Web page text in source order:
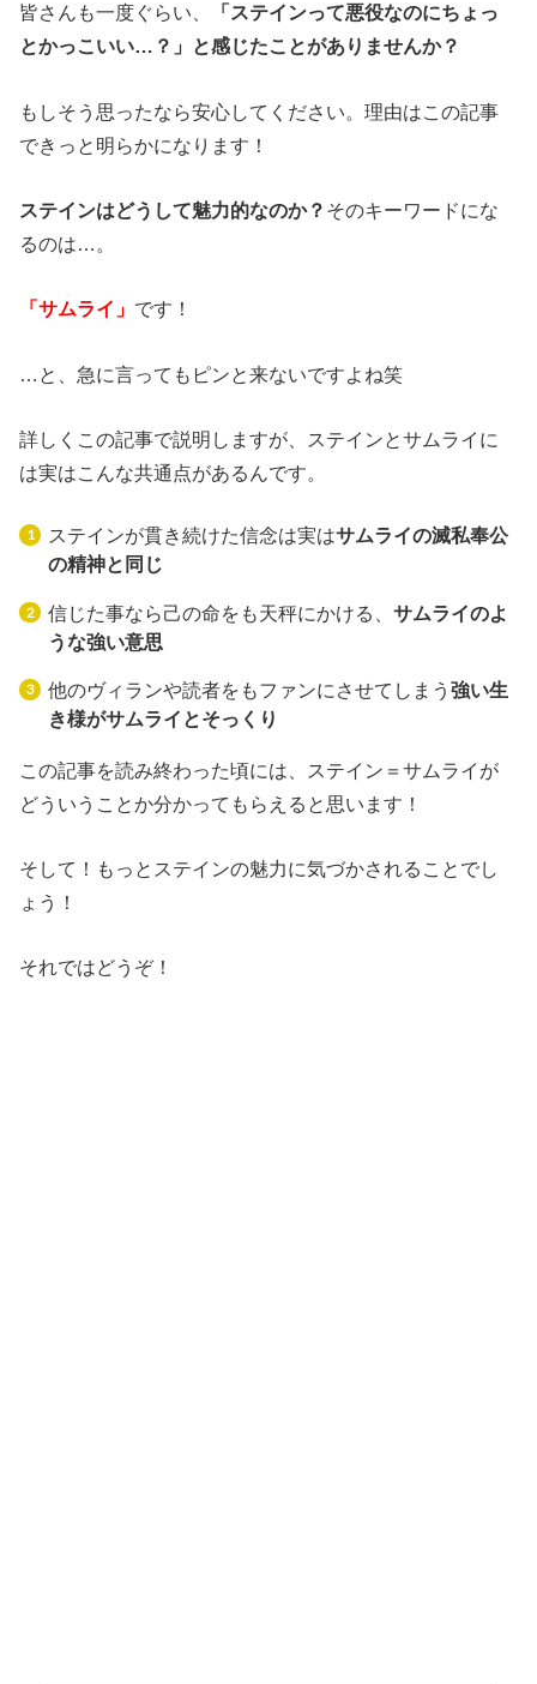
皆さんも一度ぐらい、
「ステインって悪役なのにちょっ
とかっこいい…？」と感じたことがありませんか？
もしそう思ったなら安心してください。理由はこの記事
できっと明らかになります！
ステインはどうして魅力的なのか？ そのキーワードにな
るのは…。
「サムライ」 です！
…と、急に言ってもピンと来ないですよね笑
詳しくこの記事で説明しますが、ステインとサムライに
は実はこんな共通点があるんです。
ステインが貫き続けた信念は実はサムライの滅私奉公
の精神と同じ
信じた事なら己の命をも天秤にかける、 サムライのよ
うな強い意思
他のヴィランや読者をもファンにさせてしまう 強い生
き様がサムライとそっくり
この記事を読み終わった頃には、ステイン＝サムライが
どういうことか分かってもらえると思います！
そして！もっとステインの魅力に気づかされることでし
ょう！
それではどうぞ！